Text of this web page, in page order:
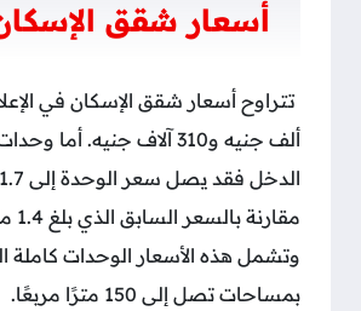
أسعار شقق
ألف جنيه و310 آلاف جنيه.
وتشمل هذه الأسعار الوحدات
بمساحات تصل إلى 150 مترًا مربعًا.